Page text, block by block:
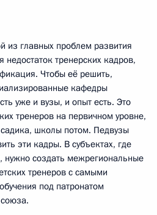
из главных проблем развития
недостаток тренерских кадров,
Чтобы её решить,
кафедры
уже и вузы, и опыт есть. Это
тренеров на первичном уровне,
школы потом. Педвузы
эти кадры. В субъектах, где
нужно создать межрегиональные
тренеров с самыми
под патронатом